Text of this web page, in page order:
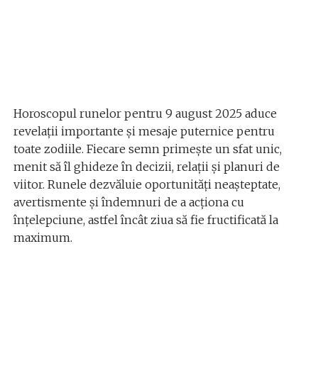
Horoscopul runelor pentru 9 august 2025 aduce
revelații importante și mesaje puternice pentru
toate zodiile. Fiecare semn primește un sfat unic,
menit să îl ghideze în decizii, relații și planuri de
viitor. Runele dezvăluie oportunități neașteptate,
avertismente și îndemnuri de a acționa cu
înțelepciune, astfel încât ziua să fie fructificată la
maximum.